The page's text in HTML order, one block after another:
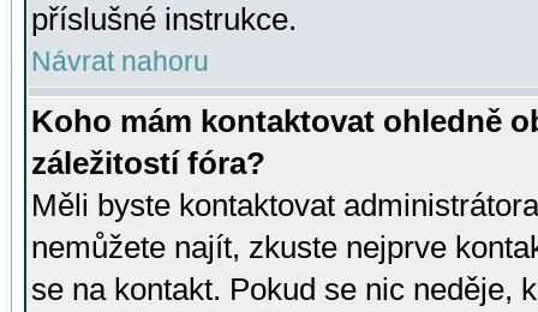
příslušné instrukce.
Návrat nahoru
Koho mám kontaktovat ohledně
záležitostí fóra?
Měli byste kontaktovat
nemůžete najít, zkuste nejprve
se na kontakt. Pokud se nic neděje,